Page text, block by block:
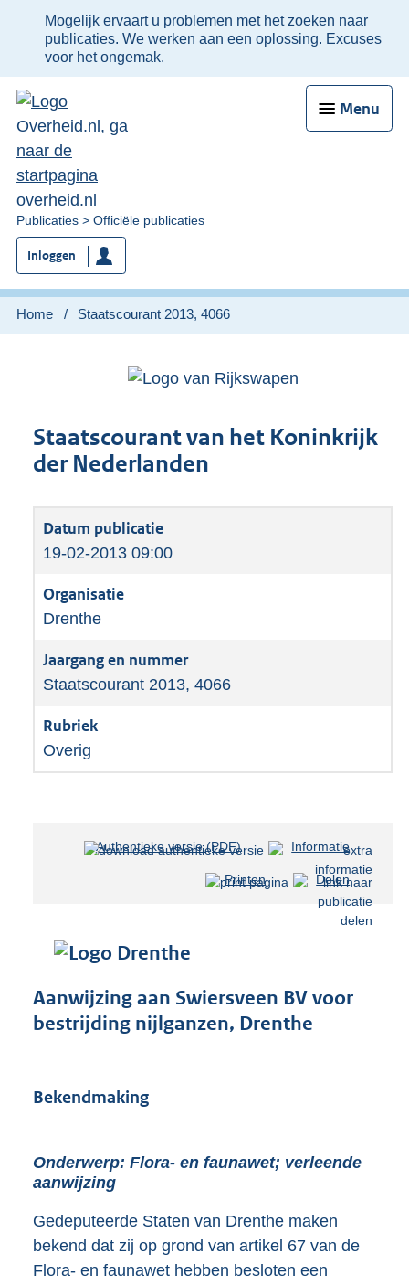
Ter
informatie:
Mogelijk ervaart u problemen met het zoeken naar
publicaties. We werken aan een oplossing. Excuses
voor het ongemak.
Menu
U
bent
nu
hier:
Publicaties Officiële publicaties
Inloggen
Home Staatscourant 2013, 4066
Staatscourant van het Koninkrijk
der Nederlanden
19-02-2013 09:00
Drenthe
Staatscourant 2013, 4066
Overig
Authentieke versie (PDF)b
s
g
r
3
b
Informatie
Printen Delen
Aanwijzing aan Swiersveen BV voor
bestrijding nijlganzen, Drenthe
Bekendmaking
Onderwerp: Flora- en faunawet; verleende
aanwijzing
Gedeputeerde Staten van Drenthe maken
bekend dat zij op grond van artikel 67 van de
Flora- en faunawet hebben besloten een